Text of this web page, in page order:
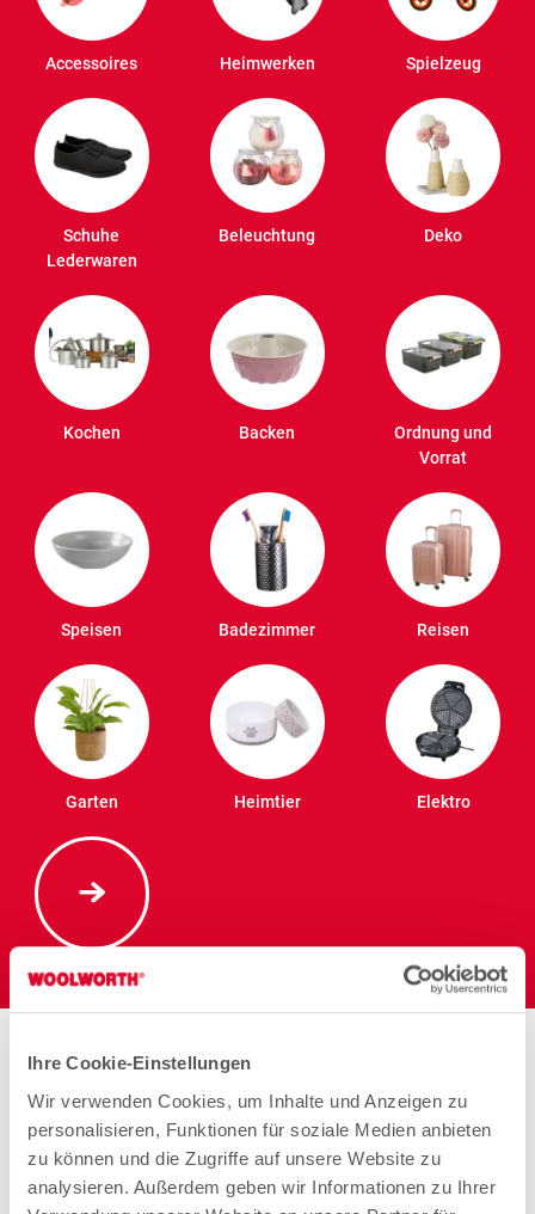
Ihre Cookie-Einstellungen
Wir verwenden Cookies, um Inhalte und Anzeigen zu
personalisieren, Funktionen für soziale Medien anbieten
zu können und die Zugriffe auf unsere Website zu
analysieren. Außerdem geben wir Informationen zu Ihrer
Accessoires Heimwerken Spielzeug
Schuhe
Lederwaren
Beleuchtung Deko
Kochen Backen
Ordnung und
Vorrat
Speisen Badezimmer Reisen
Garten Heimtier Elektro
Stores in der Nähe von
Woolworth – Dortmund